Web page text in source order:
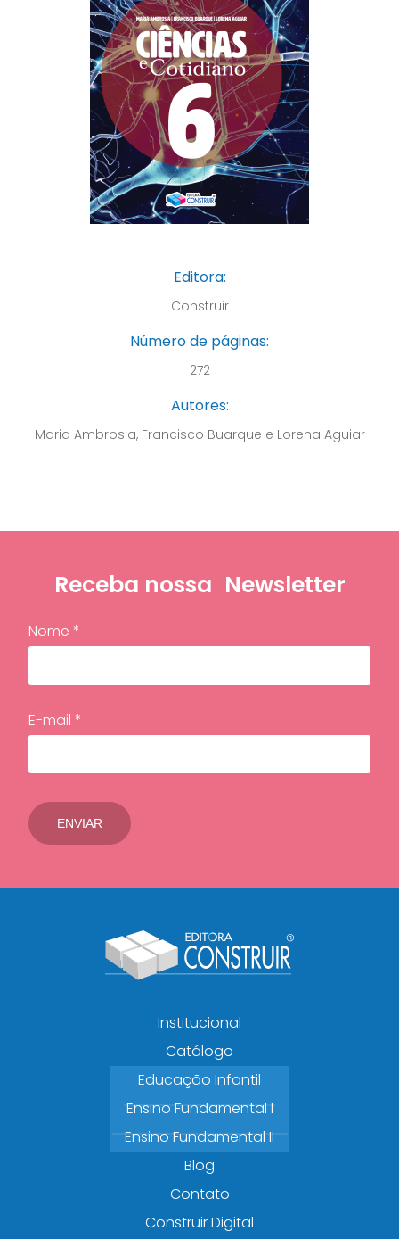
Editora:
Construir
Número de páginas:
272
Autores:
Maria Ambrosia, Francisco Buarque e Lorena Aguiar
Receba nossa Newsletter
Nome *
E-mail *
Institucional
Catálogo
Educação Infantil
Ensino Fundamental I
Ensino Fundamental II
Blog
Contato
Construir Digital